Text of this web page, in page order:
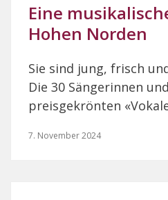
Eine
Hohen Norden
Sie sind jung, frisch
Die 30 Sängerinnen
preisgekrönten
7. November 2024